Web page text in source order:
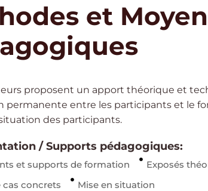
et
proposent un apport théorique et
permanente entre les participants et le
des participants.
/ Supports pédagogiques:
et supports de formation
Exposés
cas concrets
Mise en situation